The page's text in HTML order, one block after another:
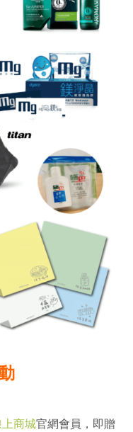
商城官網會員，即贈